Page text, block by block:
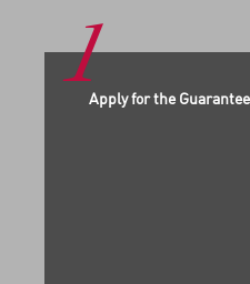
1Apply for the Guarantee